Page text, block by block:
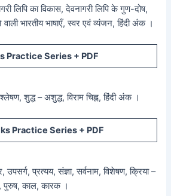
लिपि का विकास, देवनागरी लिपि के गुण-दोष,
वाली भारतीय भाषाएँ, स्वर एवं व्यंजन, हिंदी अंक ।
Practice Series + PDF
शुद्ध – अशुद्ध, विराम चिह्न, हिंदी अंक ।
Practice Series + PDF
उपसर्ग, प्रत्यय, संज्ञा, सर्वनाम, विशेषण, क्रिया –
पुरुष, काल, कारक ।